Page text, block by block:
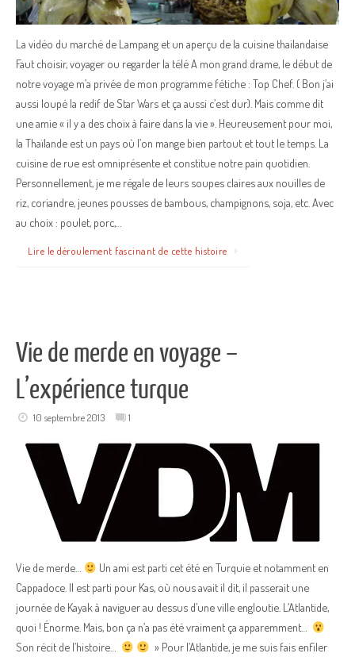
La vidéo du marché de Lampang et un aperçu de la cuisine thailandaise
Faut choisir, voyager ou regarder la télé A mon grand drame, le début de
notre voyage m’a privée de mon programme fétiche : Top Chef. ( Bon j’ai
aussi loupé la redif de Star Wars et ça aussi c’est dur). Mais comme dit
une amie « il y a des choix à faire dans la vie ». Heureusement pour moi,
la Thaïlande est un pays où l’on mange bien partout et tout le temps. La
cuisine de rue est omniprésente et constitue notre pain quotidien.
Personnellement, je me régale de leurs soupes claires aux nouilles de
riz, coriandre, jeunes pousses de bambous, champignons, soja, etc. Avec
au choix : poulet, porc,…
Lire le déroulement fascinant de cette histoire
Vie de merde en voyage –
L’expérience turque
10 septembre 2013 1
Vie de merde…
Un ami est parti cet été en Turquie et notamment en
Cappadoce. Il est parti pour Kas, où nous avait il dit, il passerait une
journée de Kayak à naviguer au dessus d’une ville engloutie. L’Atlantide,
quoi ! Énorme. Mais, bon ça n’a pas été vraiment ça apparemment…
Son récit de l’histoire…
» Pour l’Atlantide, je me suis fais enfiler